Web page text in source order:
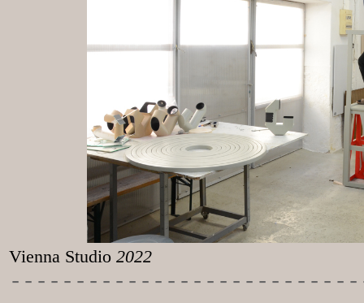
Vienna Studio 2022
-----------